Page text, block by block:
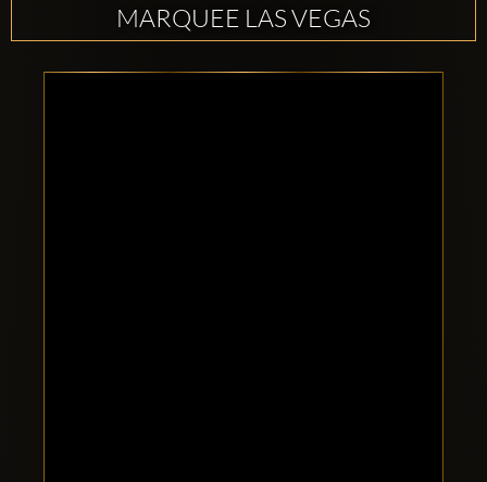
MARQUEE LAS VEGAS